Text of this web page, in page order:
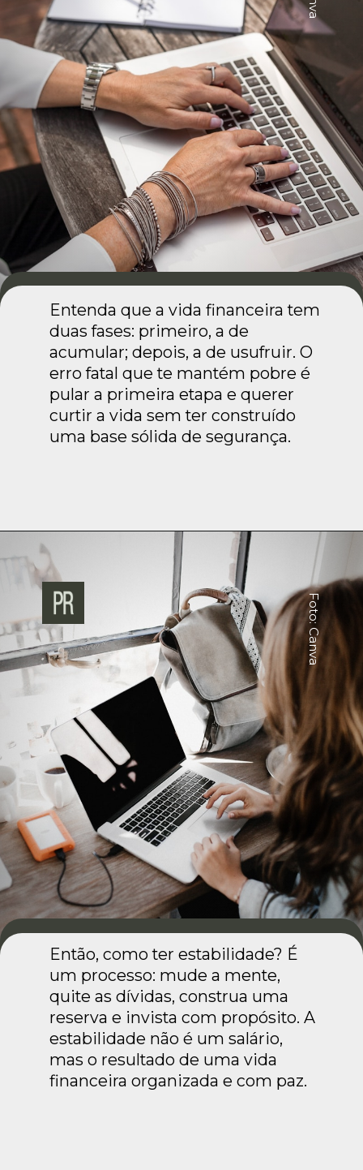
Entenda que a vida financeira tem
duas fases: primeiro, a de
acumular; depois, a de usufruir. O
erro fatal que te mantém pobre é
pular a primeira etapa e querer
curtir a vida sem ter construído
uma base sólida de segurança.
Foto: Canva
Então, como ter estabilidade? É
um processo: mude a mente,
quite as dívidas, construa uma
reserva e invista com propósito. A
estabilidade não é um salário,
mas o resultado de uma vida
financeira organizada e com paz.